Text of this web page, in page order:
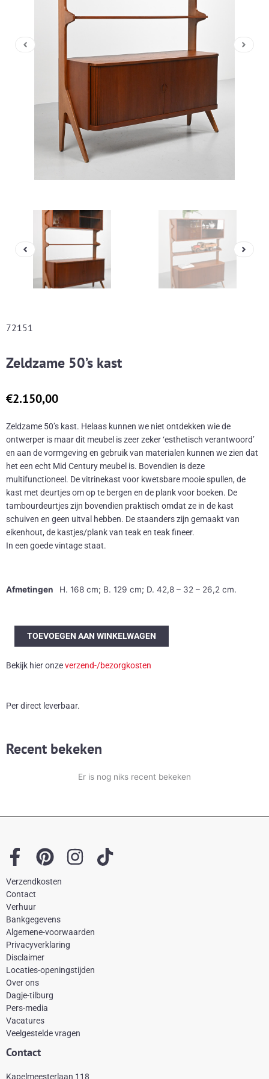
72151
Zeldzame 50’s kast
€2.150,00
Zeldzame 50’s kast. Helaas kunnen we niet ontdekken wie de
ontwerper is maar dit meubel is zeer zeker ‘esthetisch verantwoord’
en aan de vormgeving en gebruik van materialen kunnen we zien dat
het een echt Mid Century meubel is. Bovendien is deze
multifunctioneel. De vitrinekast voor kwetsbare mooie spullen, de
kast met deurtjes om op te bergen en de plank voor boeken. De
tambourdeurtjes zijn bovendien praktisch omdat ze in de kast
schuiven en geen uitval hebben. De staanders zijn gemaakt van
eikenhout, de kastjes/plank van teak en teak fineer.
In een goede vintage staat.
Afmetingen H. 168 cm; B. 129 cm; D. 42,8 – 32 – 26,2 cm.
Zeldzame
50's
aantal
TOEVOEGEN AAN WINKELWAGEN
Bekijk hier onzeverzend-/bezorgkosten
Per direct leverbaar.
Recent bekeken
Er is nog niks recent bekeken
F
a
c
e
b
o
o
k
-
f
P
i
e
r
e
t
I
a
r
T
Verzendkosten
Contact
Verhuur
Bankgegevens
Algemene-voorwaarden
Privacyverklaring
Disclaimer
Locaties-openingstijden
Over ons
Dagje-tilburg
Pers-media
Vacatures
Veelgestelde vragen
Contact
Kapelmeesterlaan 118